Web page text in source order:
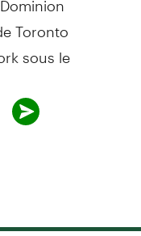
Toronto
sous le